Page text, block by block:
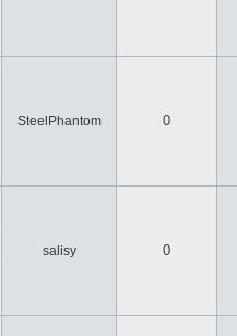
SteelPhantom 0
salisy 0